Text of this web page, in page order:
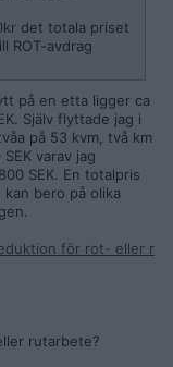
det totala priset
ROT-avdrag
på en etta ligger ca
Själv flyttade jag i
på 53 kvm, två km
varav jag
SEK. En totalpris
bero på olika
för rot- eller r
rutarbete?